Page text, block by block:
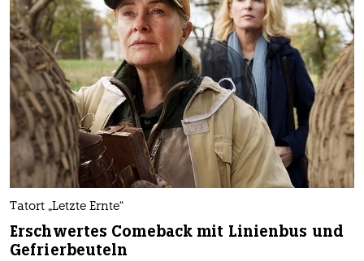
Tatort „Letzte Ernte“
Erschwertes Comeback mit Linienbus und
Gefrierbeuteln